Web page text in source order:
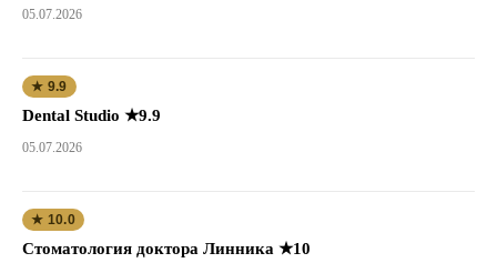
05.07.2026
★ 9.9
Dental Studio ★9.9
05.07.2026
★ 10.0
Стоматология доктора Линника ★10